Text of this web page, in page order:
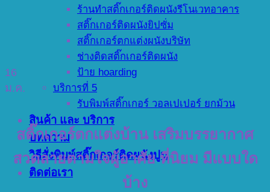
ร้านทำสติ๊กเกอร์ติดผนังรีโนเวทอาคาร
สติ๊กเกอร์ติดผนังยิปซั่ม
สติ๊กเกอร์ตกแต่งผนังบริษัท
ช่างติดสติ๊กเกอร์ติดผนัง
ป้าย hoarding
บริการที่ 5
รับพิมพ์สติ๊กเกอร์ วอลเปเปอร์ ยกม้วน
สินค้า และ บริการ
บทความ
วิธีสั่งพิมพ์สติ๊กเกอร์ติดผนังปูน
ติดต่อเรา
16
ม.ค.
สติ๊กเกอร์ตกแต่งบ้าน เสริมบรรยากาศ
ลวดลายตามใจผู้อาศัย ที่นิยม มีแบบใด
บ้าง